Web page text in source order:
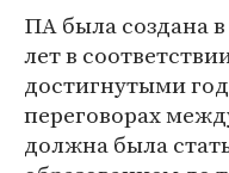
ПА была создана
лет в
достигнутыми
переговорах
должна была